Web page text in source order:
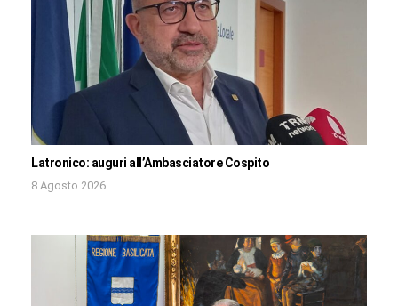
Latronico: auguri all’Ambasciatore Cospito
8 Agosto 2026